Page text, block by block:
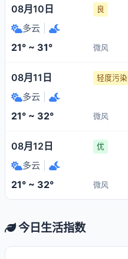
08月10日 良
多云
21° ~ 31° 微风
08月11日 轻度污染
多云
21° ~ 32° 微风
08月12日 优
多云
21° ~ 32° 微风
今日生活指数